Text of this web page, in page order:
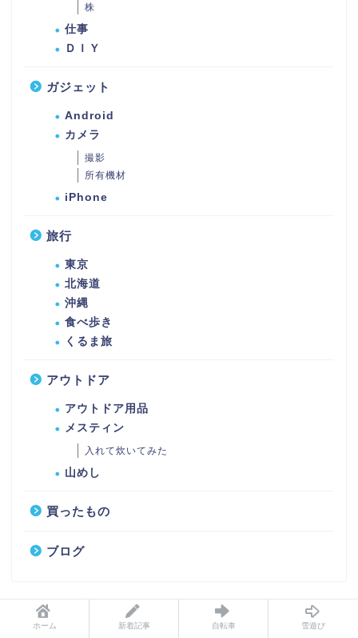
株
仕事
ＤＩＹ
ガジェット
Android
カメラ
撮影
所有機材
iPhone
旅行
東京
北海道
沖縄
食べ歩き
くるま旅
アウトドア
アウトドア用品
メスティン
入れて炊いてみた
山めし
買ったもの
ブログ
ヤフー×アスクル
ホーム 新着記事 自転車 雪遊び